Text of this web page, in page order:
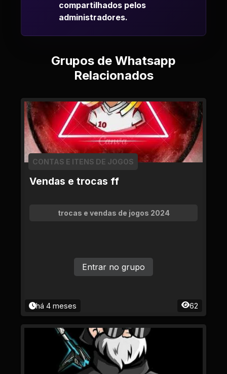
compartilhados pelos
administradores.
Grupos de Whatsapp
Relacionados
Vendas e trocas ff
CONTAS E ITENS DE JOGOS
trocas e vendas de jogos 2024
há 4 meses 62
Entrar no grupo